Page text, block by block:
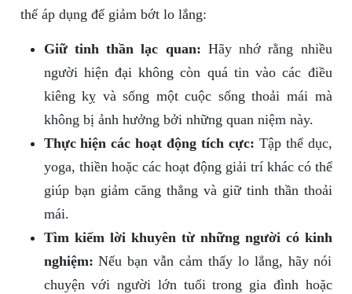
thể áp dụng để giảm bớt lo lắng:
Giữ tinh thần lạc quan: Hãy nhớ rằng nhiều
người hiện đại không còn quá tin vào các điều
kiêng kỵ và sống một cuộc sống thoải mái mà
không bị ảnh hưởng bởi những quan niệm này.
Thực hiện các hoạt động tích cực: Tập thể dục,
yoga, thiền hoặc các hoạt động giải trí khác có thể
giúp bạn giảm căng thẳng và giữ tinh thần thoải
mái.
Tìm kiếm lời khuyên từ những người có kinh
nghiệm: Nếu bạn vẫn cảm thấy lo lắng, hãy nói
chuyện với người lớn tuổi trong gia đình hoặc